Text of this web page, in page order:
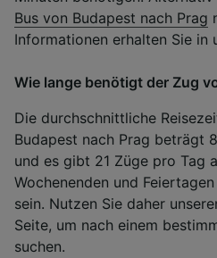
Bus von Budapest nach Prag
Informationen erhalten Sie in
Wie lange benötigt der Zug
Die durchschnittliche
Budapest nach Prag beträgt
und es gibt 21 Züge pro Tag
Wochenenden und
sein. Nutzen Sie daher
Seite, um nach einem
suchen.